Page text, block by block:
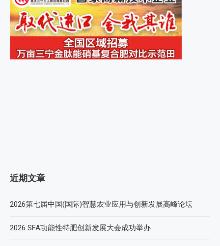
近期文章
2026第七届中国(国际)智慧农业应用与创新发展高峰论坛
2026 SFA功能性特肥创新发展大会成功举办